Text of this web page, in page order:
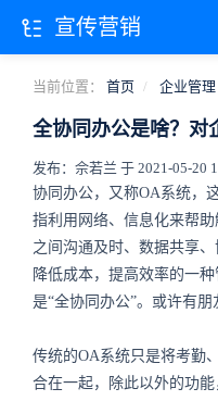
当前位置： 首页 企业管理
全协同办公是啥？对
发布：佘若兰 于 2021-05-20
协同办公，又称OA系统，
指利用网络、信息化来帮
之间沟通及时、数据共享
降低成本，提高效率的一
是“全协同办公”。或许有朋
传统的OA系统只是将考勤
合在一起，除此以外的功
宣传营销